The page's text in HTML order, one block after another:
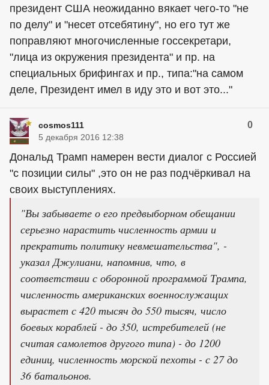
президент США неожиданно вякает чего-то "не
по делу" и "несет отсебятину", но его тут же
поправляют многочисленные госсекретари,
"лица из окружения президента" и пр. на
специальных брифингах и пр., типа:"на самом
деле, Президент имел в иду это и вот это..."
cosmos111 0
5 декабря 2016 12:38
Дональд Трамп намерен вести диалог с Россией
"с позиции силы" ,это он не раз подчёркивал на
своих выступлениях.
"Вы забываете о его предвыборном обещании
серьезно нарастить численность армии и
прекратить политику невмешательства", -
указал Джулиани, напомнив, что, в
соответствии с оборонной программой Трампа,
численность американских военнослужащих
вырастет с 420 тысяч до 550 тысяч, число
боевых кораблей - до 350, истребителей (не
считая самолетов другого типа) - до 1200
единиц, численность морской пехоты - с 27 до
36 батальонов.